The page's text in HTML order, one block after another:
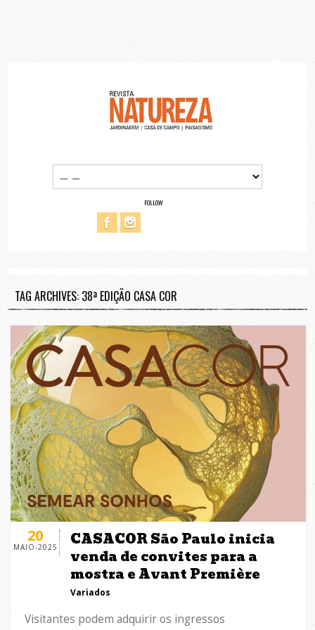
FOLLOW
TAG ARCHIVES: 38ª EDIÇÃO CASA COR
20
MAIO-2025
CASACOR São Paulo inicia
venda de convites para a
mostra e Avant Première
Variados
Visitantes podem adquirir os ingressos